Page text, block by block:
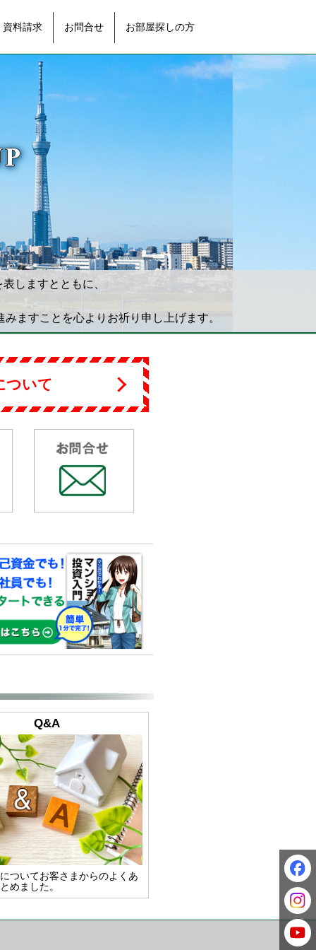
資料請求 お問合せ お部屋探しの方
しますとともに、
ますことを心よりお祈り申し上げます。
ついて
Q&A
ついてお客さまからのよくあ
めました。